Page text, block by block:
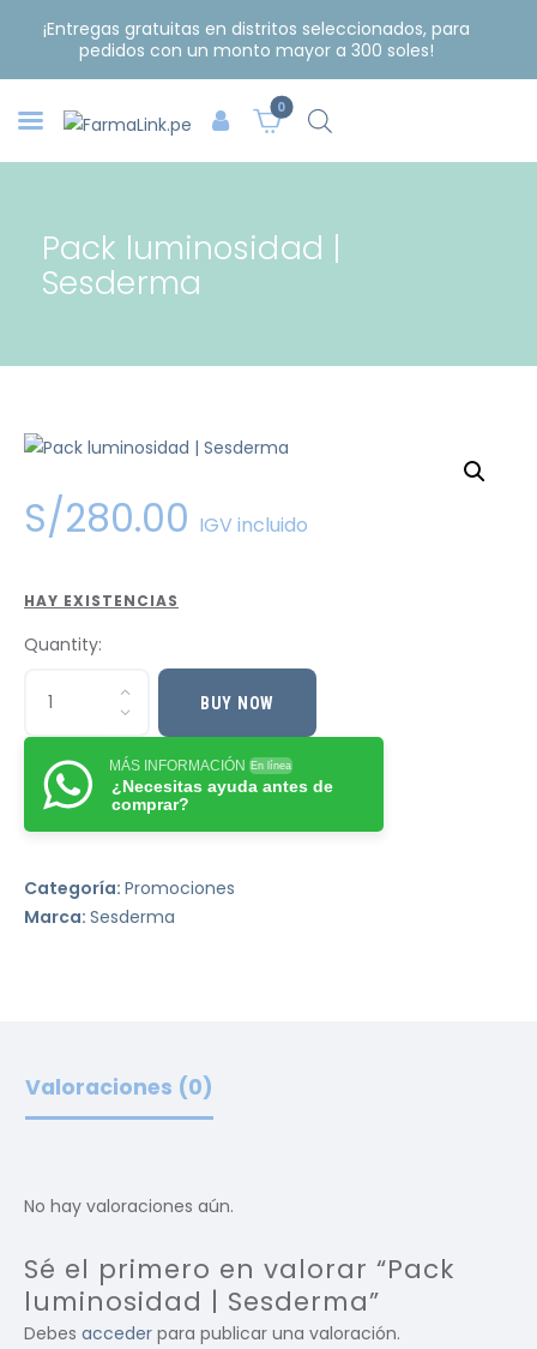
¡Entregas gratuitas en distritos seleccionados, para
pedidos con un monto mayor a 300 soles!
0
Pack luminosidad |
Sesderma
S/280.00 IGV incluido
HAY EXISTENCIAS
Quantity:
BUY NOW
MÁS INFORMACIÓN En línea
¿Necesitas ayuda antes de
comprar?
Categoría: Promociones
Marca: Sesderma
Valoraciones (0)
No hay valoraciones aún.
Sé el primero en valorar “Pack
luminosidad | Sesderma”
Debes acceder para publicar una valoración.